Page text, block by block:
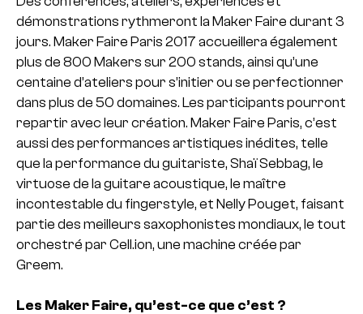
démonstrations rythmeront la Maker Faire durant 3
jours. Maker Faire Paris 2017 accueillera également
plus de 800 Makers sur 200 stands, ainsi qu’une
centaine d’ateliers pour s’initier ou se perfectionner
dans plus de 50 domaines. Les participants pourront
repartir avec leur création. Maker Faire Paris, c’est
aussi des performances artistiques inédites, telle
que la performance du guitariste, Shaï Sebbag, le
virtuose de la guitare acoustique, le maître
incontestable du fingerstyle, et Nelly Pouget, faisant
partie des meilleurs saxophonistes mondiaux, le tout
orchestré par Cell.ion, une machine créée par
Greem.
Les Maker Faire, qu’est-ce que c’est ?